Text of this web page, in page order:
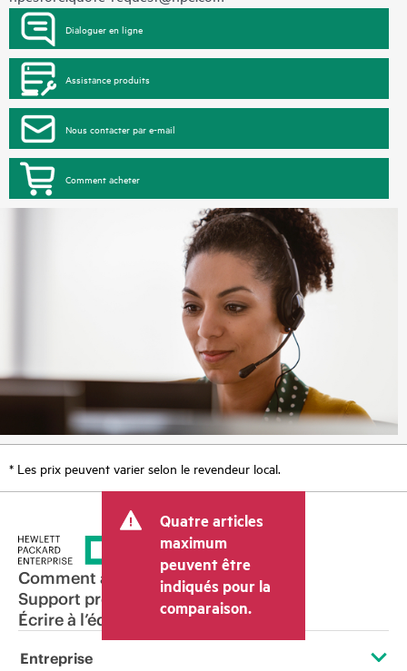
Dialoguer en ligne
Assistance produits
Nous contacter par e-mail
Comment acheter
* Les prix peuvent varier selon le revendeur local.
Quatre articles
maximum
peuvent être
indiqués pour la
comparaison.
Comment acheter
Support produit
Écrire à l’équipe commerciale
Entreprise